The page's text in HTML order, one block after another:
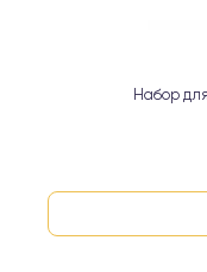
Набор